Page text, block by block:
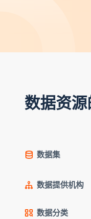
数据资
数据集
数据提供机构
数据分类